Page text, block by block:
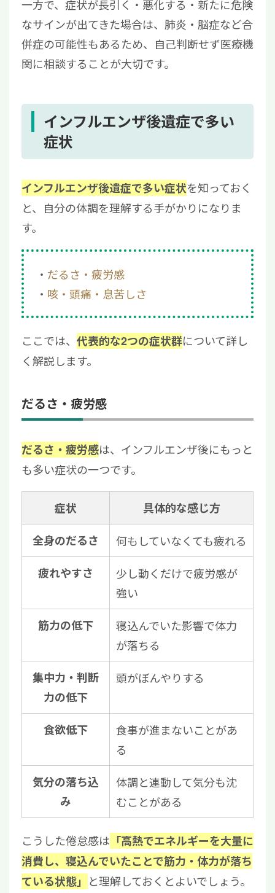
一方で、症状が長引く・悪化する・新たに危険
なサインが出てきた場合は、肺炎・脳症など合
併症の可能性もあるため、自己判断せず医療機
関に相談することが大切です。
インフルエンザ後遺症で多い
症状
インフルエンザ後遺症で多い症状を知っておく
と、自分の体調を理解する手がかりになりま
す。
だるさ・疲労感
咳・頭痛・息苦しさ
ここでは、 代表的な2つの症状群について詳し
く解説します。
だるさ・疲労感
だるさ・疲労感は、インフルエンザ後にもっと
も多い症状の一つです。
症状 具体的な感じ方
全身のだるさ 何もしていなくても疲れる
疲れやすさ
少し動くだけで疲労感が
強い
筋力の低下
寝込んでいた影響で体力
が落ちる
集中力・判断
力の低下
頭がぼんやりする
食欲低下
食事が進まないことがあ
る
気分の落ち込
み
体調と連動して気分も沈
むことがある
こうした倦怠感は 「高熱でエネルギーを大量に
消費し、寝込んでいたことで筋力・体力が落ち
ている状態」 と理解しておくとよいでしょう。